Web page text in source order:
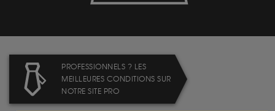
PROFESSIONNELS ? LES
MEILLEURES CONDITIONS SUR
NOTRE SITE PRO